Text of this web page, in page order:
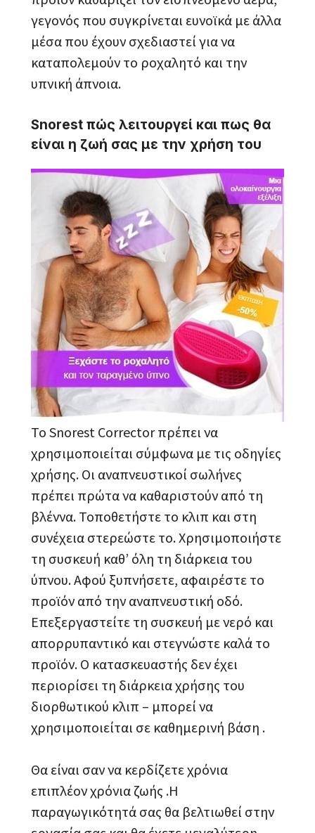
γεγονός που συγκρίνεται ευνοϊκά με άλλα
μέσα που έχουν σχεδιαστεί για να
καταπολεμούν το ροχαλητό και την
υπνική άπνοια.
Snorest πώς λειτουργεί και πως θα
είναι η ζωή σας με την χρήση του
Το Snorest Corrector πρέπει να
χρησιμοποιείται σύμφωνα με τις οδηγίες
χρήσης. Οι αναπνευστικοί σωλήνες
πρέπει πρώτα να καθαριστούν από τη
βλέννα. Τοποθετήστε το κλιπ και στη
συνέχεια στερεώστε το. Χρησιμοποιήστε
τη συσκευή καθ’ όλη τη διάρκεια του
ύπνου. Αφού ξυπνήσετε, αφαιρέστε το
προϊόν από την αναπνευστική οδό.
Επεξεργαστείτε τη συσκευή με νερό και
απορρυπαντικό και στεγνώστε καλά το
προϊόν. Ο κατασκευαστής δεν έχει
περιορίσει τη διάρκεια χρήσης του
διορθωτικού κλιπ – μπορεί να
χρησιμοποιείται σε καθημερινή βάση .
Θα είναι σαν να κερδίζετε χρόνια
επιπλέον χρόνια ζωής .Η
παραγωγικότητά σας θα βελτιωθεί στην